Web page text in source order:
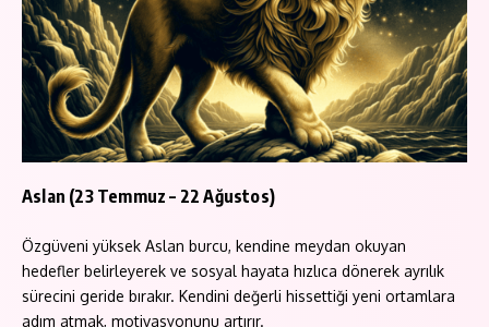
Aslan (23 Temmuz – 22 Ağustos)
Özgüveni yüksek Aslan burcu, kendine meydan okuyan
hedefler belirleyerek ve sosyal hayata hızlıca dönerek ayrılık
sürecini geride bırakır. Kendini değerli hissettiği yeni ortamlara
adım atmak, motivasyonunu artırır.